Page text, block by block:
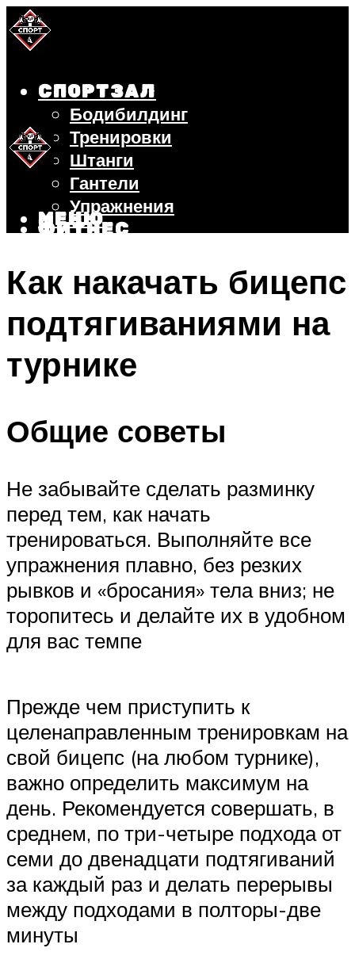
СПОРТЗАЛ
Бодибилдинг
Тренировки
Штанги
Гантели
Упражнения
ФИТНЕС
ВЕЛОСИПЕД
ПОХУДЕНИЕ
МЕНЮ
Как накачать бицепс
подтягиваниями на
турнике
Общие советы
Не забывайте сделать разминку
перед тем, как начать
тренироваться. Выполняйте все
упражнения плавно, без резких
рывков и «бросания» тела вниз; не
торопитесь и делайте их в удобном
для вас темпе
Прежде чем приступить к
целенаправленным тренировкам на
свой бицепс (на любом турнике),
важно определить максимум на
день. Рекомендуется совершать, в
среднем, по три-четыре подхода от
семи до двенадцати подтягиваний
за каждый раз и делать перерывы
между подходами в полторы-две
минуты